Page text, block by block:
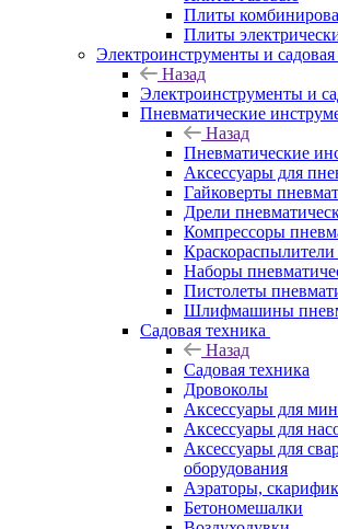
Плиты
Плиты
Электроинструменты и садовая
Назад
Электроинструменты и
Пневматические
Назад
Пневматические
Аксессуары для
Гайковерты
Дрели
Компрессоры
Наборы
Пистолеты
Шлифмашины
Садовая техника
Назад
Садовая техника
Дровоколы
Аксессуары для
Аксессуары для
Аксессуары для
оборудования
Аэраторы,
Бетономешалки